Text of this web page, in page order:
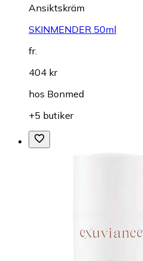
Ansiktskräm
SKINMENDER 50ml
fr.
404 kr
hos Bonmed
+5 butiker